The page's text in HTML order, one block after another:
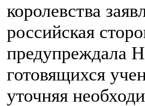
королевства
российская
предупреждала
готовящихся
уточняя